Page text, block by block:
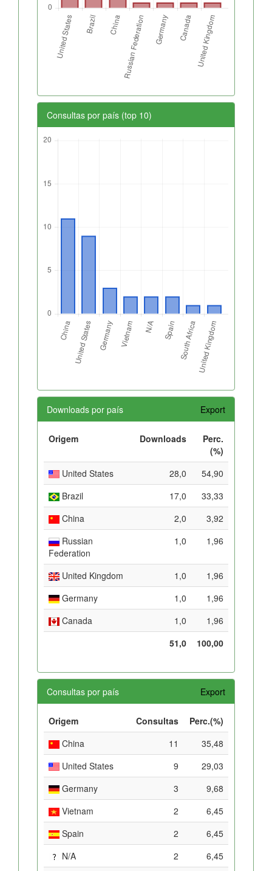
Consultas por país (top 10)
Downloads por país Export
Origem Downloads
Perc.
(%)
United States
28,0
54,90
Brazil
17,0
33,33
China
2,0
3,92
Russian
Federation
1,0 1,96
United Kingdom 1,0
1,96
Germany
1,0
1,96
Canada
1,0
1,96
51,0
100,00
Consultas por país Export
Origem Consultas
Perc.(%)
China
11
35,48
United States
9
29,03
Germany
3
9,68
Vietnam
2
6,45
Spain
2
6,45
N/A
2
6,45